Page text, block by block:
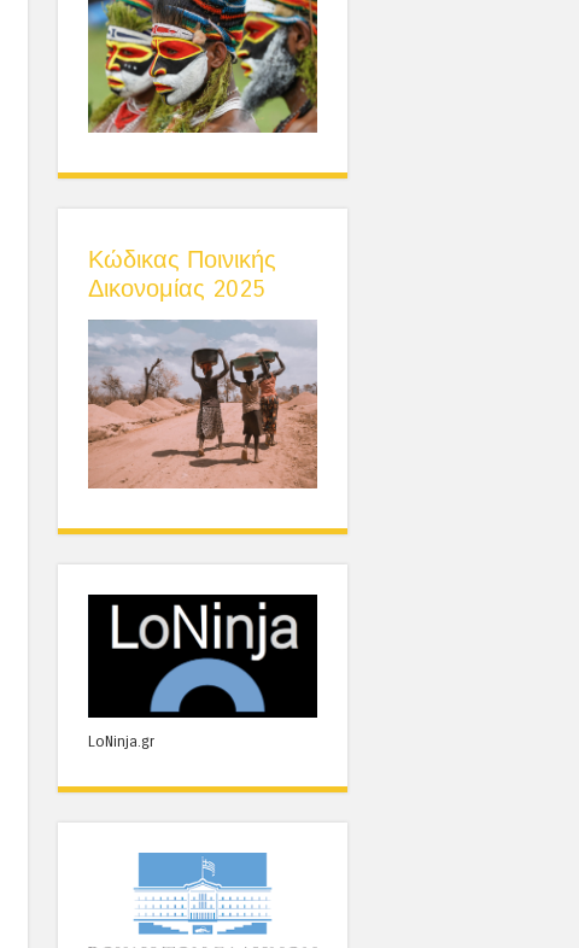
Κώδικας Ποινικής
Δικονομίας 2025
LoNinja.gr